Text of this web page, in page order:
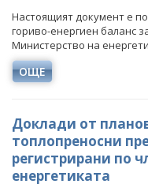
Настоящият документ е
гориво-енергиен баланс
Министерство на
ОЩЕ
Доклади от
топлопреносни
регистрирани по
енергетиката